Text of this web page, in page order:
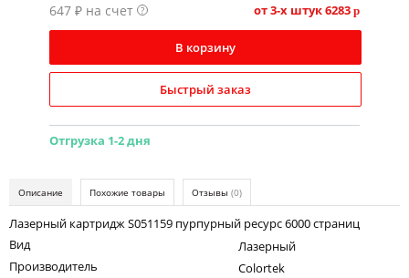
Epson
HP
IBM
Kodak
Kyocera
Lexmark
OKI
647 ₽ на счет ? от 3-х штук6283 p
В корзину
Быстрый заказ
Отгрузка 1-2 дня
Описание Похожие товары Отзывы (0)
Лазерный картридж S051159 пурпурный ресурс 6000 страниц
Вид
Лазерный
Производитель
Colortek